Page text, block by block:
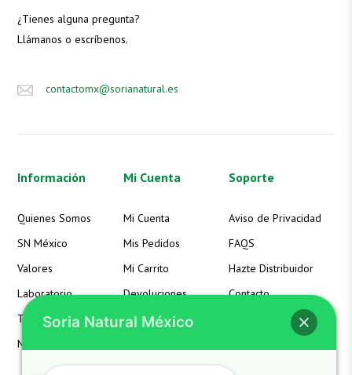
¿Tienes alguna pregunta?
Llámanos o escríbenos.
contactomx@sorianatural.es
Información
Quienes Somos
SN México
Valores
Laboratorio
Términos
Noticias
Mi Cuenta
Mi Cuenta
Mis Pedidos
Mi Carrito
Devoluciones
Detalles de la Cuenta
Soporte
Aviso de Privacidad
FAQS
Hazte Distribuidor
Contacto
Soria Natural México